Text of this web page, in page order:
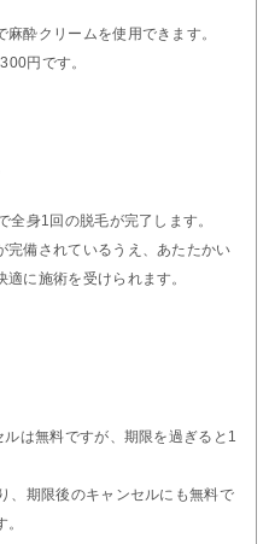
酔クリームを使用できます。
円です。
身1回の脱毛が完了します。
完備されているうえ、あたたかい
に施術を受けられます。
ルは無料ですが、期限を過ぎると1
、期限後のキャンセルにも無料で